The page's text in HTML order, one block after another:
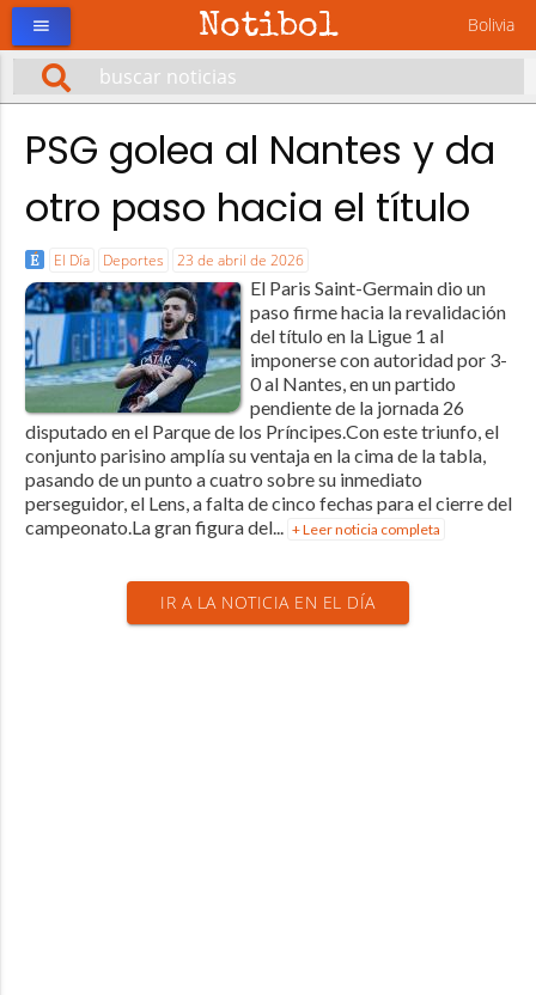
Notibol Bolivia
menu
PSG golea al Nantes y da
otro paso hacia el título
El Día Deportes 23 de abril de 2026
El Paris Saint-Germain dio un
paso firme hacia la revalidación
del título en la Ligue 1 al
imponerse con autoridad por 3-
0 al Nantes, en un partido
pendiente de la jornada 26
disputado en el Parque de los Príncipes.Con este triunfo, el
conjunto parisino amplía su ventaja en la cima de la tabla,
pasando de un punto a cuatro sobre su inmediato
perseguidor, el Lens, a falta de cinco fechas para el cierre del
campeonato.La gran figura del... + Leer noticia completa
IR A LA NOTICIA EN EL DÍA